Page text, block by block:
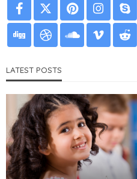
LATEST POSTS